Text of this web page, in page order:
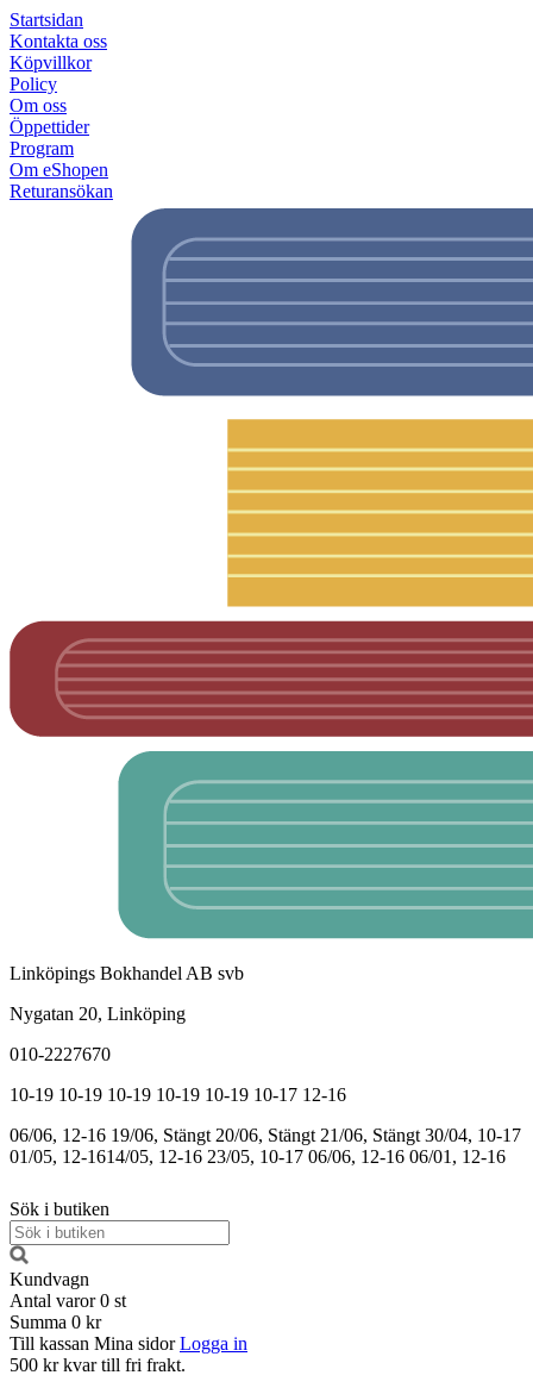
Startsidan
Kontakta oss
Köpvillkor
Policy
Om oss
Öppettider
Program
Om eShopen
Returansökan
Linköpings Bokhandel AB svb
Nygatan 20, Linköping
010-2227670
10-19 10-19 10-19 10-19 10-19 10-17 12-16
06/06, 12-16 19/06, Stängt 20/06, Stängt 21/06, Stängt 30/04, 10-17
01/05, 12-1614/05, 12-16 23/05, 10-17 06/06, 12-16 06/01, 12-16
Sök i butiken
Kundvagn
Antal varor 0 st
Summa 0 kr
Till kassan Mina sidor Logga in
500 kr kvar till fri frakt.